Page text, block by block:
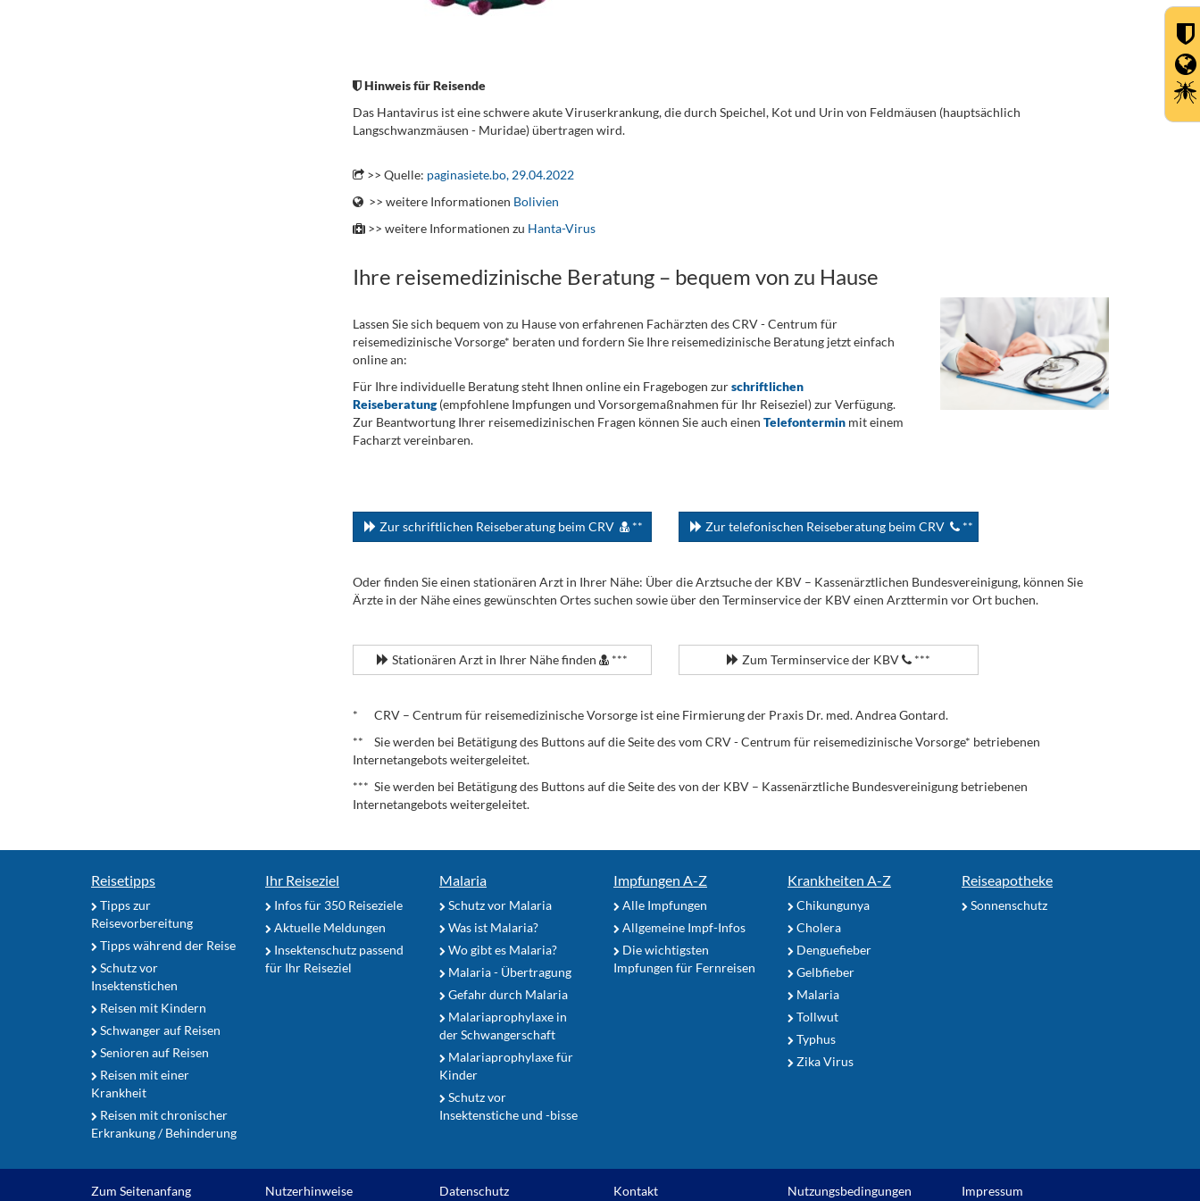
Hinweis für Reisende
Das Hantavirus ist eine schwere akute Viruserkrankung, die durch Speichel, Kot und Urin von Feldmäusen (hauptsächlich
Langschwanzmäusen - Muridae) übertragen wird.
>> Quelle: paginasiete.bo, 29.04.2022
>> weitere Informationen Bolivien
>> weitere Informationen zu Hanta-Virus
Ihre reisemedizinische Beratung – bequem von zu Hause
Lassen Sie sich bequem von zu Hause von erfahrenen Fachärzten des CRV - Centrum für
reisemedizinische Vorsorge* beraten und fordern Sie Ihre reisemedizinische Beratung jetzt einfach
online an:
Für Ihre individuelle Beratung steht Ihnen online ein Fragebogen zurschriftlichen
Reiseberatung(empfohlene Impfungen und Vorsorgemaßnahmen für Ihr Reiseziel) zur Verfügung.
Zur Beantwortung Ihrer reisemedizinischen Fragen können Sie auch einen Telefonterminmit einem
Facharzt vereinbaren.
Zur schriftlichen Reiseberatung beim CRV ** Zur telefonischen Reiseberatung beim CRV **
Oder finden Sie einen stationären Arzt in Ihrer Nähe: Über die Arztsuche der KBV – Kassenärztlichen Bundesvereinigung, können Sie
Ärzte in der Nähe eines gewünschten Ortes suchen sowie über den Terminservice der KBV einen Arzttermin vor Ort buchen.
Stationären Arzt in Ihrer Nähe finden *** Zum Terminservice der KBV ***
* CRV – Centrum für reisemedizinische Vorsorge ist eine Firmierung der Praxis Dr. med. Andrea Gontard.
** Sie werden bei Betätigung des Buttons auf die Seite des vom CRV - Centrum für reisemedizinische Vorsorge* betriebenen
Internetangebots weitergeleitet.
*** Sie werden bei Betätigung des Buttons auf die Seite des von der KBV – Kassenärztliche Bundesvereinigung betriebenen
Internetangebots weitergeleitet.
Reisetipps
Tipps zur
Reisevorbereitung
Tipps während der Reise
Schutz vor
Insektenstichen
Reisen mit Kindern
Schwanger auf Reisen
Senioren auf Reisen
Reisen mit einer
Krankheit
Reisen mit chronischer
Erkrankung / Behinderung
Ihr Reiseziel
Infos für 350 Reiseziele
Aktuelle Meldungen
Insektenschutz passend
für Ihr Reiseziel
Malaria
Schutz vor Malaria
Was ist Malaria?
Wo gibt es Malaria?
Malaria - Übertragung
Gefahr durch Malaria
Malariaprophylaxe in
der Schwangerschaft
Malariaprophylaxe für
Kinder
Schutz vor
Insektenstiche und -bisse
Impfungen A-Z
Alle Impfungen
Allgemeine Impf-Infos
Die wichtigsten
Impfungen für Fernreisen
Krankheiten A-Z
Chikungunya
Cholera
Denguefieber
Gelbfieber
Malaria
Tollwut
Typhus
Zika Virus
Reiseapotheke
Sonnenschutz
Zum Seitenanfang Nutzerhinweise Datenschutz Kontakt Nutzungsbedingungen Impressum